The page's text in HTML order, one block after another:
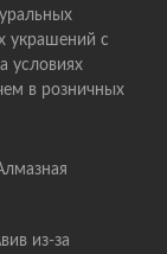
украшений с
условиях
в розничных
из-за